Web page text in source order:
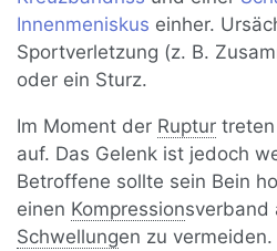
Innenmeniskus einher.
Sportverletzung (z. B.
oder ein Sturz.
Im Moment der Ruptur treten
auf. Das Gelenk ist jedoch
Betroffene sollte sein Bein
einen Kompressionsverband
Schwellungen zu